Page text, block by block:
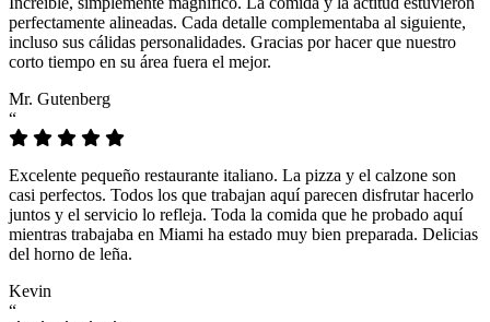
perfectamente alineadas. Cada detalle complementaba al siguiente,
incluso sus cálidas personalidades. Gracias por hacer que nuestro
corto tiempo en su área fuera el mejor.
Mr. Gutenberg
“
Excelente pequeño restaurante italiano. La pizza y el calzone son
casi perfectos. Todos los que trabajan aquí parecen disfrutar hacerlo
juntos y el servicio lo refleja. Toda la comida que he probado aquí
mientras trabajaba en Miami ha estado muy bien preparada. Delicias
del horno de leña.
Kevin
“